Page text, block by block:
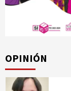
OPINIÓN